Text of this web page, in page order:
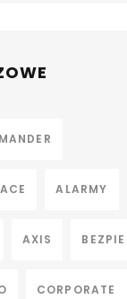
ALARMY
AXIS
CORPORATE